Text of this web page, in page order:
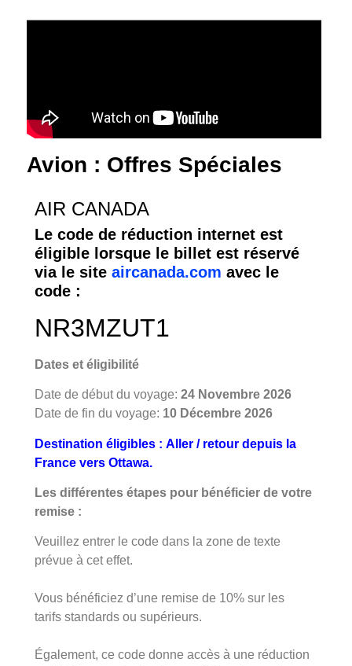
Avion : Offres Spéciales
AIR CANADA
Le code de réduction internet est
éligible lorsque le billet est réservé
via le site aircanada.com avec le
code :
NR3MZUT1
Dates et éligibilité
Date de début du voyage: 24 Novembre 2026
Date de fin du voyage: 10 Décembre 2026
Destination éligibles : Aller / retour depuis la
France vers Ottawa.
Les différentes étapes pour bénéficier de votre
remise :
Veuillez entrer le code dans la zone de texte
prévue à cet effet.
Vous bénéficiez d’une remise de 10% sur les
tarifs standards ou supérieurs.
Également, ce code donne accès à une réduction